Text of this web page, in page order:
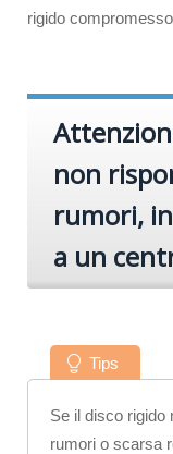
rigido
non
rumori,
a un
Tips
Se il disco rigido
rumori o scarsa